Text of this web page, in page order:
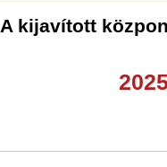
A kijavított